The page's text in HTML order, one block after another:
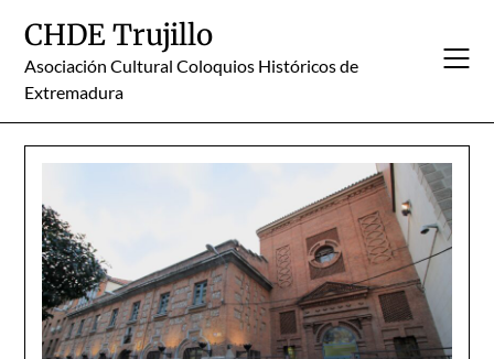
content
CHDE Trujillo
Asociación Cultural Coloquios Históricos de
Extremadura